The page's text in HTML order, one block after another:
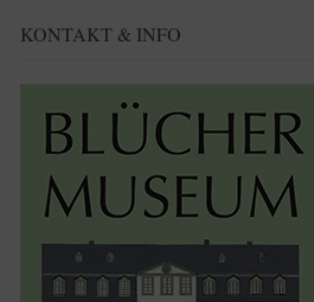
KONTAKT & INFO